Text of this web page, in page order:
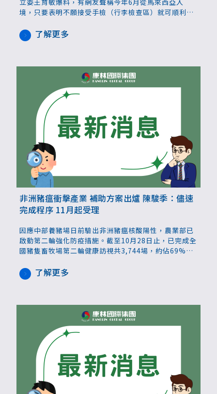
境，只要表明不願接受手檢（行李檢查區）就可順利通
沒有強制力，是最大的漏洞，呼籲儘速補破網。
了解更多
非洲豬瘟衝擊產業 補助方案出爐 陳駿季：儘速
完成程序 11月起受理
因應中部養豬場日前驗出非洲豬瘟核酸陽性，農業部已
啟動第二輪強化防疫措施。截至10月28日止，已完成全
國豬隻畜牧場第二輪健康訪視共3,744場，約佔69%，
助支持方案，部長陳駿季表示，預算初估約11億元，將
儘速完成行政程序，最快11月3日開始受理，降低對產
了解更多